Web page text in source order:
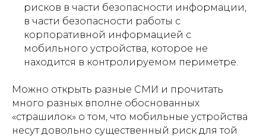
рисков в части безопасности информации,
в части безопасности работы с
корпоративной информацией с
мобильного устройства, которое не
находится в контролируемом периметре.
Можно открыть разные СМИ и прочитать
много разных вполне обоснованных
«страшилок» о том, что мобильные устройства
несут довольно существенный риск для той